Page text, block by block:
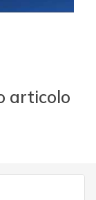
articolo